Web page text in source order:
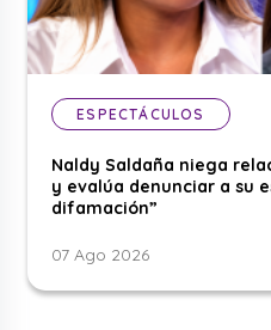
ESPECTÁCULOS
Naldy Saldaña niega
y evalúa denunciar a su
difamación”
07 Ago 2026